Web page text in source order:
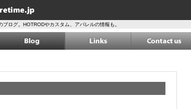
ログ。HOTRODやカスタム、アパレルの情報も。